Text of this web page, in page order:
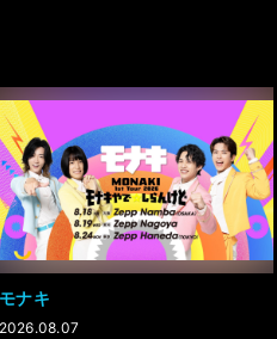
モナキ
2026.08.07